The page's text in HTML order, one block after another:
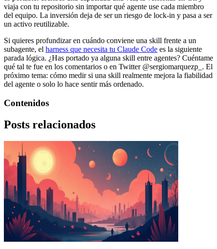
viaja con tu repositorio sin importar qué agente use cada miembro
del equipo. La inversión deja de ser un riesgo de lock-in y pasa a ser
un activo reutilizable.
Si quieres profundizar en cuándo conviene una skill frente a un
subagente, el harness que necesita tu Claude Code es la siguiente
parada lógica. ¿Has portado ya alguna skill entre agentes? Cuéntame
qué tal te fue en los comentarios o en Twitter @sergiomarquezp_. El
próximo tema: cómo medir si una skill realmente mejora la fiabilidad
del agente o solo lo hace sentir más ordenado.
Contenidos
Posts relacionados